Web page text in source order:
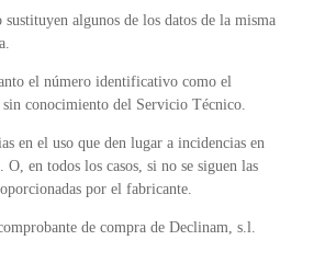
algunos de los datos de la misma
el número identificativo como el
conocimiento del Servicio Técnico.
en el uso que den lugar a incidencias en
en todos los casos, si no se siguen las
por el fabricante.
de compra de Declinam, s.l.